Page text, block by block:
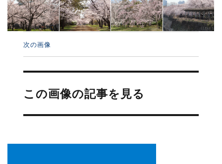
次の画像
投
ナ
ビ
ー
この画像の記事を見る